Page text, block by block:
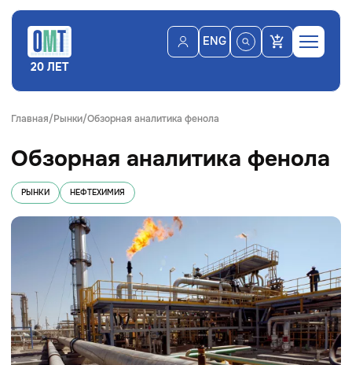
20 ЛЕТ
ENG
Главная Рынки Обзорная аналитика фенола
Обзорная аналитика фенола
РЫНКИ НЕФТЕХИМИЯ